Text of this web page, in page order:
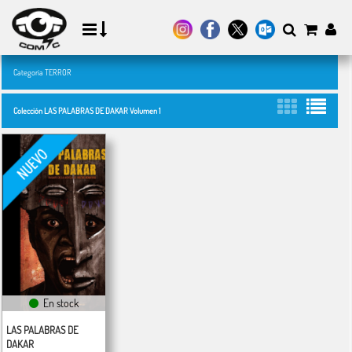
Categoría TERROR
Colección LAS PALABRAS DE DAKAR Volumen 1
En stock
LAS PALABRAS DE
DAKAR